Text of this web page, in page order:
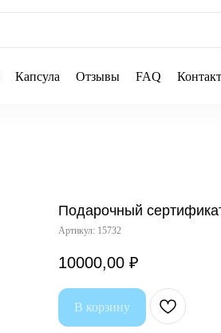
Капсула Отзывы FAQ
Подарочный
Артикул: 15732
10000,00 ₽
В корзину